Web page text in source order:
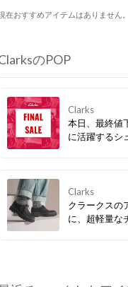
在おすすめアイテムはありません。
のPOP
Clarks
本日、最終値
に活躍するシ
Clarks
クラークスの
に、超軽量な